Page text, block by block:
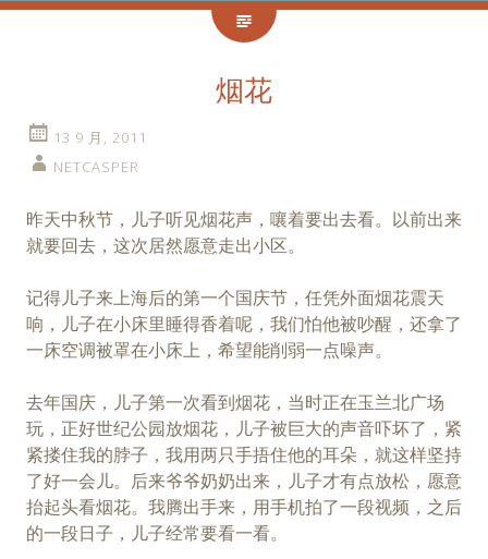
烟花
13 9 月, 2011
NETCASPER
昨天中秋节，儿子听见烟花声，嚷着要出去看。以前出来
就要回去，这次居然愿意走出小区。
记得儿子来上海后的第一个国庆节，任凭外面烟花震天
响，儿子在小床里睡得香着呢，我们怕他被吵醒，还拿了
一床空调被罩在小床上，希望能削弱一点噪声。
去年国庆，儿子第一次看到烟花，当时正在玉兰北广场
玩，正好世纪公园放烟花，儿子被巨大的声音吓坏了，紧
紧搂住我的脖子，我用两只手捂住他的耳朵，就这样坚持
了好一会儿。后来爷爷奶奶出来，儿子才有点放松，愿意
抬起头看烟花。我腾出手来，用手机拍了一段视频，之后
的一段日子，儿子经常要看一看。